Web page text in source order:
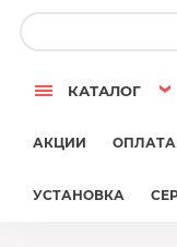
КАТАЛОГ
АКЦИИ ОПЛАТА
УСТАНОВКА